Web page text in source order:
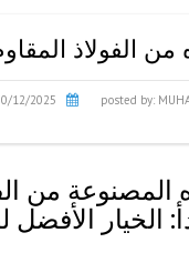
من الفولاذ
posted by:
12/2025
المصنوعة من
الخيار